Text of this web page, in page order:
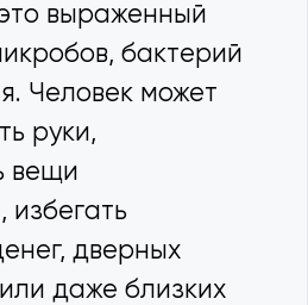
выраженный
бактерий
Человек может
руки,
вещи
избегать
дверных
даже близких